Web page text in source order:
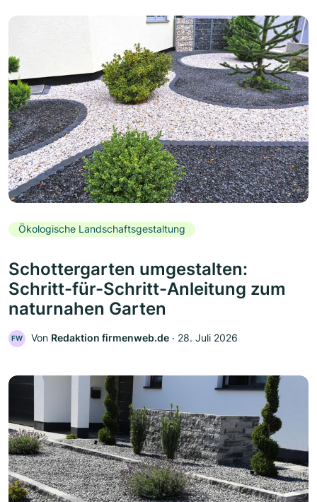
Ökologische Landschaftsgestaltung
Schottergarten umgestalten:
Schritt-für-Schritt-Anleitung zum
naturnahen Garten
FW Von Redaktion firmenweb.de ‧ 28. Juli 2026